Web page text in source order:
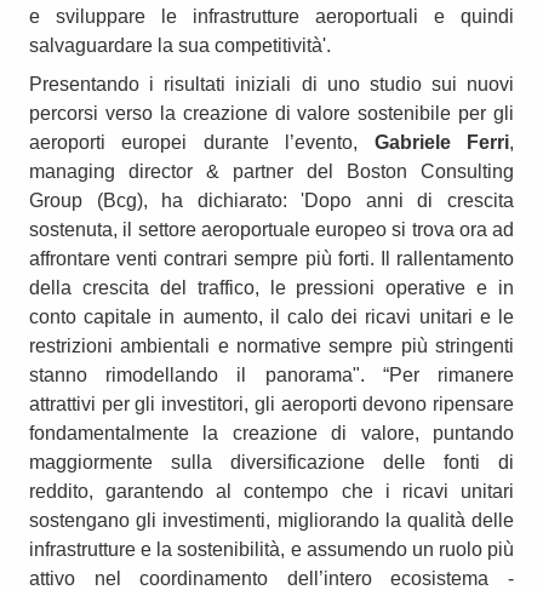
e sviluppare le infrastrutture aeroportuali e quindi
salvaguardare la sua competitività'.
Presentando i risultati iniziali di uno studio sui nuovi
percorsi verso la creazione di valore sostenibile per gli
aeroporti europei durante l’evento, Gabriele Ferri,
managing director & partner del Boston Consulting
Group (Bcg), ha dichiarato: 'Dopo anni di crescita
sostenuta, il settore aeroportuale europeo si trova ora ad
affrontare venti contrari sempre più forti. Il rallentamento
della crescita del traffico, le pressioni operative e in
conto capitale in aumento, il calo dei ricavi unitari e le
restrizioni ambientali e normative sempre più stringenti
stanno rimodellando il panorama". “Per rimanere
attrattivi per gli investitori, gli aeroporti devono ripensare
fondamentalmente la creazione di valore, puntando
maggiormente sulla diversificazione delle fonti di
reddito, garantendo al contempo che i ricavi unitari
sostengano gli investimenti, migliorando la qualità delle
infrastrutture e la sostenibilità, e assumendo un ruolo più
attivo nel coordinamento dell’intero ecosistema -